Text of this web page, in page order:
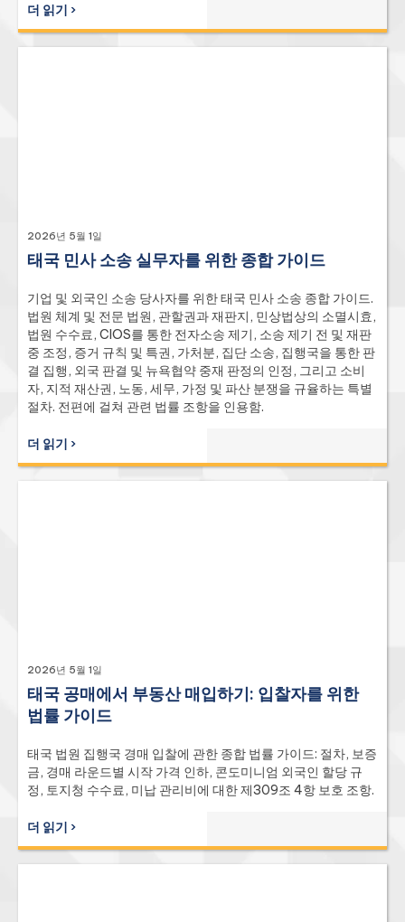
더 읽기 ›
2026년 5월 1일
태국 민사 소송 실무자를 위한 종합 가이드
기업 및 외국인 소송 당사자를 위한 태국 민사 소송 종합 가이드.
법원 체계 및 전문 법원, 관할권과 재판지, 민상법상의 소멸시효,
법원 수수료, CIOS를 통한 전자소송 제기, 소송 제기 전 및 재판
중 조정, 증거 규칙 및 특권, 가처분, 집단 소송, 집행국을 통한 판
결 집행, 외국 판결 및 뉴욕협약 중재 판정의 인정, 그리고 소비
자, 지적 재산권, 노동, 세무, 가정 및 파산 분쟁을 규율하는 특별
절차. 전편에 걸쳐 관련 법률 조항을 인용함.
더 읽기 ›
2026년 5월 1일
태국 공매에서 부동산 매입하기: 입찰자를 위한
법률 가이드
태국 법원 집행국 경매 입찰에 관한 종합 법률 가이드: 절차, 보증
금, 경매 라운드별 시작 가격 인하, 콘도미니엄 외국인 할당 규
정, 토지청 수수료, 미납 관리비에 대한 제309조 4항 보호 조항.
더 읽기 ›